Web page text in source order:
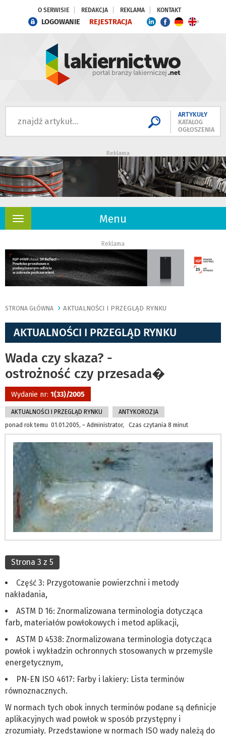
O SERWISIE REDAKCJA REKLAMA KONTAKT
LOGOWANIE REJESTRACJA
ARTYKUŁY
KATALOG
OGŁOSZENIA
Reklama
Menu
Rozwiń
Reklama
STRONA GŁÓWNA AKTUALNOŚCI I PRZEGLĄD RYNKU
AKTUALNOŚCI I PRZEGLĄD RYNKU
Wada czy skaza? -
ostrożność czy przesada�
Wydanie nr: 1(33)/2005
AKTUALNOŚCI I PRZEGLĄD RYNKU
ANTYKOROZJA
ponad rok temu 01.01.2005, ~ Administrator, Czas czytania 8 minut
Strona 3 z 5
Część 3: Przygotowanie powierzchni i metody
nakładania,
ASTM D 16: Znormalizowana terminologia dotycząca
farb, materiałów powłokowych i metod aplikacji,
ASTM D 4538: Znormalizowana terminologia dotycząca
powłok i wykładzin ochronnych stosowanych w przemyśle
energetycznym,
PN-EN ISO 4617: Farby i lakiery: Lista terminów
równoznacznych.
W normach tych obok innych terminów podane są definicje
aplikacyjnych wad powłok w sposób przystępny i
zrozumiały. Przedstawione w normach ISO wady należą do